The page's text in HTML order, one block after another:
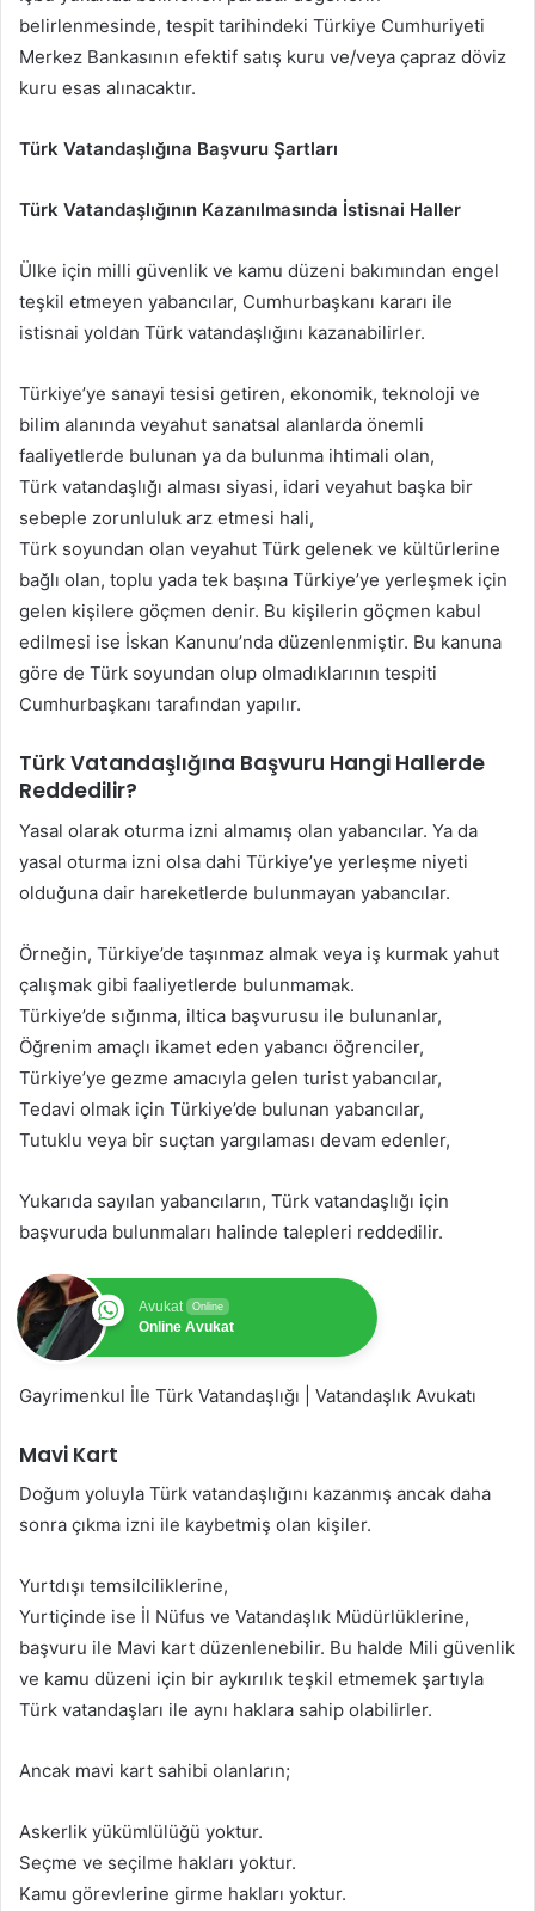
belirlenmesinde, tespit tarihindeki Türkiye Cumhuriyeti
Merkez Bankasının efektif satış kuru ve/veya çapraz döviz
kuru esas alınacaktır.
Türk Vatandaşlığına Başvuru Şartları
Türk Vatandaşlığının Kazanılmasında İstisnai Haller
Ülke için milli güvenlik ve kamu düzeni bakımından engel
teşkil etmeyen yabancılar, Cumhurbaşkanı kararı ile
istisnai yoldan Türk vatandaşlığını kazanabilirler.
Türkiye’ye sanayi tesisi getiren, ekonomik, teknoloji ve
bilim alanında veyahut sanatsal alanlarda önemli
faaliyetlerde bulunan ya da bulunma ihtimali olan,
Türk vatandaşlığı alması siyasi, idari veyahut başka bir
sebeple zorunluluk arz etmesi hali,
Türk soyundan olan veyahut Türk gelenek ve kültürlerine
bağlı olan, toplu yada tek başına Türkiye’ye yerleşmek için
gelen kişilere göçmen denir. Bu kişilerin göçmen kabul
edilmesi ise İskan Kanunu’nda düzenlenmiştir. Bu kanuna
göre de Türk soyundan olup olmadıklarının tespiti
Cumhurbaşkanı tarafından yapılır.
Türk Vatandaşlığına Başvuru Hangi Hallerde
Reddedilir?
Yasal olarak oturma izni almamış olan yabancılar. Ya da
yasal oturma izni olsa dahi Türkiye’ye yerleşme niyeti
olduğuna dair hareketlerde bulunmayan yabancılar.
Örneğin, Türkiye’de taşınmaz almak veya iş kurmak yahut
çalışmak gibi faaliyetlerde bulunmamak.
Türkiye’de sığınma, iltica başvurusu ile bulunanlar,
Öğrenim amaçlı ikamet eden yabancı öğrenciler,
Türkiye’ye gezme amacıyla gelen turist yabancılar,
Tedavi olmak için Türkiye’de bulunan yabancılar,
Tutuklu veya bir suçtan yargılaması devam edenler,
Yukarıda sayılan yabancıların, Türk vatandaşlığı için
başvuruda bulunmaları halinde talepleri reddedilir.
Avukat Online
Online Avukat
Gayrimenkul İle Türk Vatandaşlığı | Vatandaşlık Avukatı
Mavi Kart
Doğum yoluyla Türk vatandaşlığını kazanmış ancak daha
sonra çıkma izni ile kaybetmiş olan kişiler.
Yurtdışı temsilciliklerine,
Yurtiçinde ise İl Nüfus ve Vatandaşlık Müdürlüklerine,
başvuru ile Mavi kart düzenlenebilir. Bu halde Mili güvenlik
ve kamu düzeni için bir aykırılık teşkil etmemek şartıyla
Türk vatandaşları ile aynı haklara sahip olabilirler.
Ancak mavi kart sahibi olanların;
Askerlik yükümlülüğü yoktur.
Seçme ve seçilme hakları yoktur.
Kamu görevlerine girme hakları yoktur.